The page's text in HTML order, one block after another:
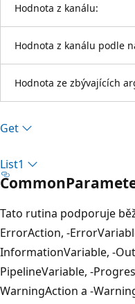
Hodnota z kanálu:
Hodnota z kanálu podle
Hodnota ze zbývajících
Get
List1
Tato rutina podporuje
ErrorAction, -
InformationVariable, -
PipelineVariable, -
WarningAction a -